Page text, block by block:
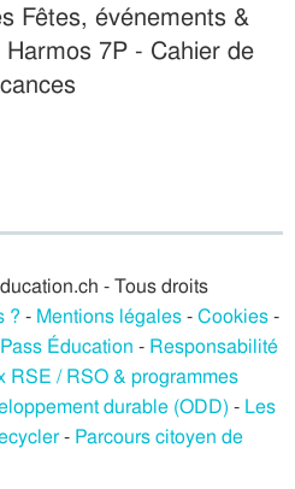
Fêtes, événements &
7P - Cahier de
- Tous droits
? - Mentions légales-Cookies-
Éducation - Responsabilité
RSE / RSO & programmes
durable (ODD) - Les
- Parcours citoyen de